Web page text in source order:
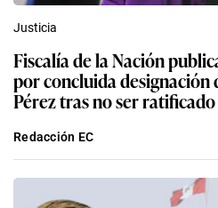
Justicia
Fiscalía de la Nación
por concluida designación
Pérez tras no ser ratificado
Redacción EC